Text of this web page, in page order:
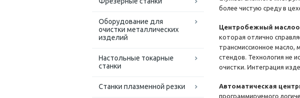
Оборудование для
очистки металлических
изделий
Настольные токарные
станки
Станки плазменной резки
более чистую среду в
Центробежный
которая отлично
трансмиссионное масло,
стендов. Технология не
очистки. Интеграция
Автоматическая
программируемого